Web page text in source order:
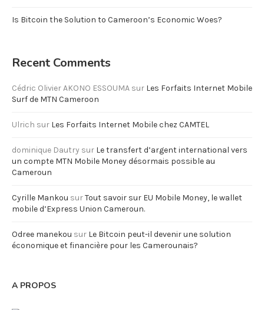
Is Bitcoin the Solution to Cameroon’s Economic Woes?
Recent Comments
Cédric Olivier AKONO ESSOUMA sur Les Forfaits Internet Mobile
Surf de MTN Cameroon
Ulrich sur Les Forfaits Internet Mobile chez CAMTEL
dominique Dautry sur Le transfert d’argent international vers
un compte MTN Mobile Money désormais possible au
Cameroun
Cyrille Mankou surTout savoir sur EU Mobile Money, le wallet
mobile d’Express Union Cameroun.
Odree manekou sur Le Bitcoin peut-il devenir une solution
économique et financière pour les Camerounais?
A PROPOS